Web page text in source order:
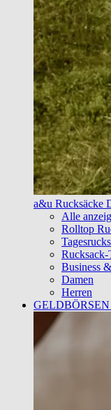
a&u Rucksäcke
Alle
Rolltop
Rucksack-
Business
Damen
Herren